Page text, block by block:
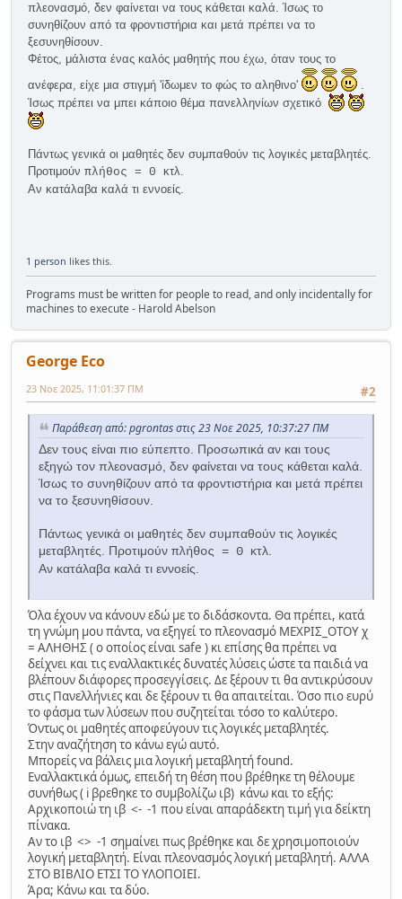
πλεονασμό, δεν φαίνεται να τους κάθεται καλά. Ίσως το
συνηθίζουν από τα φροντιστήρια και μετά πρέπει να το
ξεσυνηθίσουν.
Φέτος, μάλιστα ένας καλός μαθητής που έχω, όταν τους το
ανέφερα, είχε μια στιγμή 'ίδωμεν το φώς το αληθινο'
.
Ίσως πρέπει να μπει κάποιο θέμα πανελληνίων σχετικό
Πάντως γενικά οι μαθητές δεν συμπαθούν τις λογικές μεταβλητές.
Προτιμούν πλήθος = 0 κτλ.
Αν κατάλαβα καλά τι εννοείς.
1 person likes this.
Programs must be written for people to read, and only incidentally for
machines to execute - Harold Abelson
George Eco
#2
23 Νοε 2025, 11:01:37 ΠΜ
Παράθεση από: pgrontas στις 23 Νοε 2025, 10:37:27 ΠΜ
Δεν τους είναι πιο εύπεπτο. Προσωπικά αν και τους
εξηγώ τον πλεονασμό, δεν φαίνεται να τους κάθεται καλά.
Ίσως το συνηθίζουν από τα φροντιστήρια και μετά πρέπει
να το ξεσυνηθίσουν.
Πάντως γενικά οι μαθητές δεν συμπαθούν τις λογικές
μεταβλητές. Προτιμούν πλήθος = 0 κτλ.
Αν κατάλαβα καλά τι εννοείς.
Όλα έχουν να κάνουν εδώ με το διδάσκοντα. Θα πρέπει, κατά
τη γνώμη μου πάντα, να εξηγεί το πλεονασμό ΜΕΧΡΙΣ_ΟΤΟΥ χ
= ΑΛΗΘΗΣ ( ο οποίος είναι safe ) κι επίσης θα πρέπει να
δείχνει και τις εναλλακτικές δυνατές λύσεις ώστε τα παιδιά να
βλέπουν διάφορες προσεγγίσεις. Δε ξέρουν τι θα αντικρύσουν
στις Πανελλήνιες και δε ξέρουν τι θα απαιτείται. Όσο πιο ευρύ
το φάσμα των λύσεων που συζητείται τόσο το καλύτερο.
Όντως οι μαθητές αποφεύγουν τις λογικές μεταβλητές.
Στην αναζήτηση το κάνω εγώ αυτό.
Μπορείς να βάλεις μια λογική μεταβλητή found.
Εναλλακτικά όμως, επειδή τη θέση που βρέθηκε τη θέλουμε
συνήθως ( i βρεθηκε το συμβολίζω ιβ) κάνω και το εξής:
Αρχικοποιώ τη ιβ <- -1 που είναι απαράδεκτη τιμή για δείκτη
πίνακα.
Αν το ιβ <> -1 σημαίνει πως βρέθηκε και δε χρησιμοποιούν
λογική μεταβλητή. Είναι πλεονασμός λογική μεταβλητή. ΑΛΛΑ
ΣΤΟ ΒΙΒΛΙΟ ΕΤΣΙ ΤΟ ΥΛΟΠΟΙΕΙ.
Άρα; Κάνω και τα δύο.